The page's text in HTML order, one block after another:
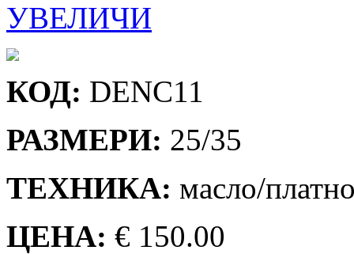
УВЕЛИЧИ
КОД: DENC11
РАЗМЕРИ: 25/35
ТЕХНИКА: масло/
ЦЕНА: € 150.00